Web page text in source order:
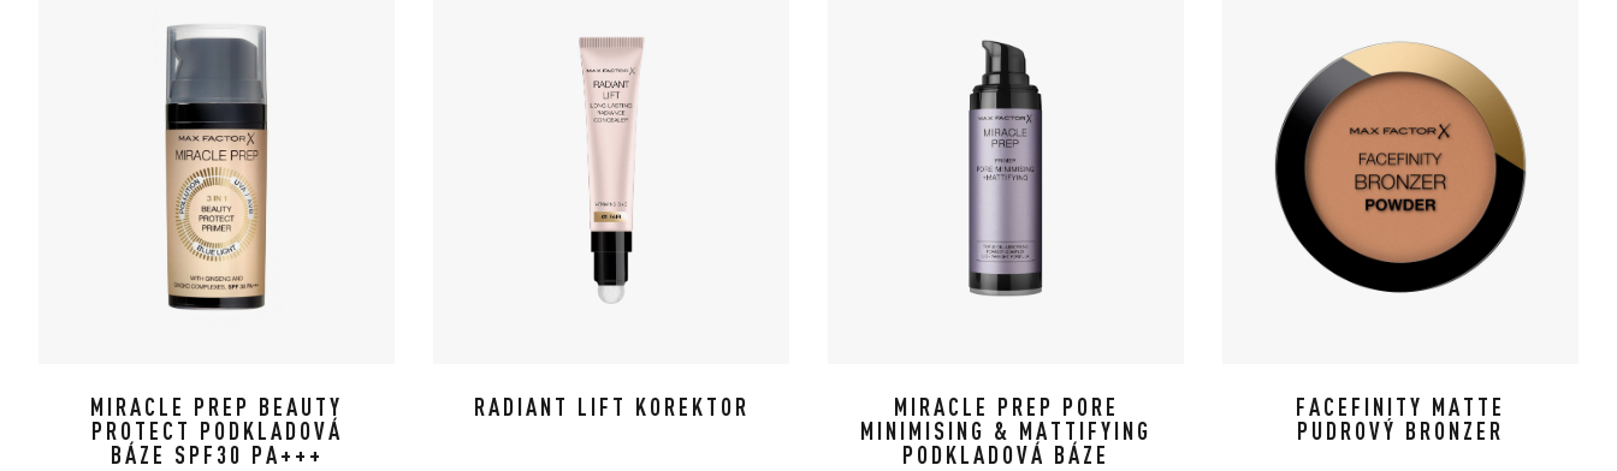
MIRACLE PREP BEAUTY
PROTECT PODKLADOVÁ
BÁZE SPF30 PA+++
RADIANT LIFT KOREKTOR MIRACLE PREP PORE
MINIMISING & MATTIFYING
PODKLADOVÁ BÁZE
FACEFINITY MATTE
PUDROVÝ BRONZER